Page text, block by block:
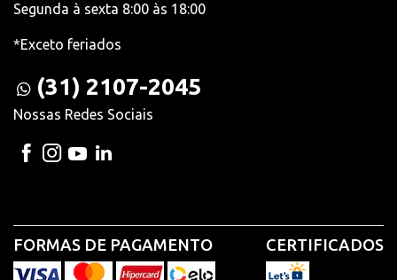
Segunda à sexta 8:00 às 18:00
*Exceto feriados
(31) 2107-2045
Nossas Redes Sociais
FORMAS DE PAGAMENTO CERTIFICADOS